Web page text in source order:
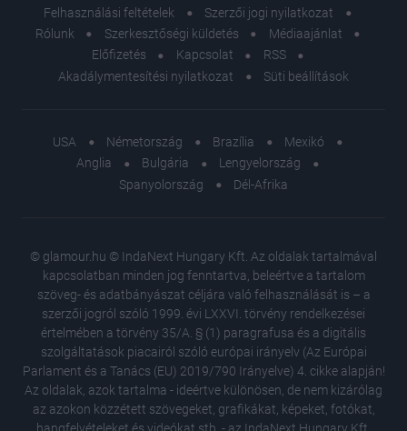
Felhasználási feltételek
Szerzői jogi nyilatkozat
Rólunk
Szerkesztőségi küldetés
Médiaajánlat
Előfizetés
Kapcsolat
RSS
Akadálymentesítési nyilatkozat
Süti beállítások
USA Németország Brazília
Mexikó
Anglia
Bulgária
Lengyelország
Spanyolország
Dél-Afrika
© glamour.hu © IndaNext Hungary Kft. Az oldalak tartalmával
kapcsolatban minden jog fenntartva, beleértve a tartalom
szöveg- és adatbányászat céljára való felhasználását is – a
szerzői jogról szóló 1999. évi LXXVI. törvény rendelkezései
értelmében a törvény 35/A. § (1) paragrafusa és a digitális
szolgáltatások piacairól szóló európai irányelv (Az Európai
Parlament és a Tanács (EU) 2019/790 Irányelve) 4. cikke alapján!
Az oldalak, azok tartalma - ideértve különösen, de nem kizárólag
az azokon közzétett szövegeket, grafikákat, képeket, fotókat,